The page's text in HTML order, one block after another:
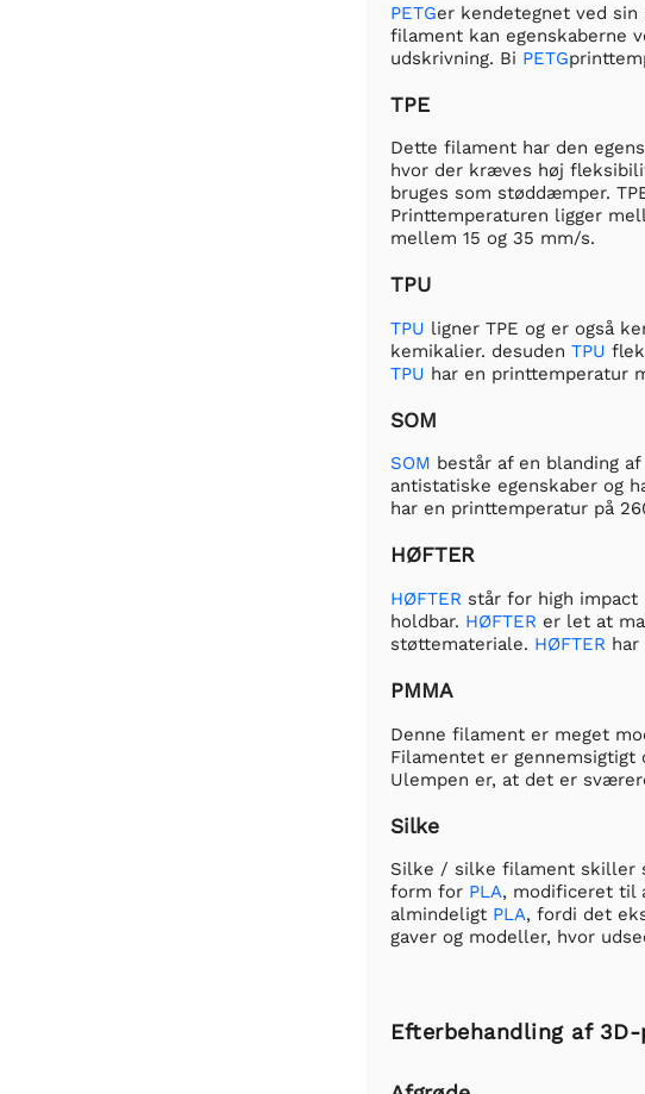
PETGer kendetegnet ved
filament kan egenskaberne
udskrivning. Bi PETG
TPE
Dette filament har den
hvor der kræves høj
bruges som støddæmper.
Printtemperaturen ligger
mellem 15 og 35 mm/s.
TPU
TPU ligner TPE og er også
kemikalier. desuden TPU
TPU har en printtemperatur
SOM
SOM består af en blanding
antistatiske egenskaber og
har en printtemperatur på
HØFTER
HØFTER står for high
holdbar. HØFTER er let at
støttemateriale. HØFTER har
PMMA
Denne filament er meget
Filamentet er
Ulempen er, at det er
Silke
Silke / silke filament skiller
form for PLA, modificeret til
almindeligt PLA, fordi det
gaver og modeller, hvor
Efterbehandling af